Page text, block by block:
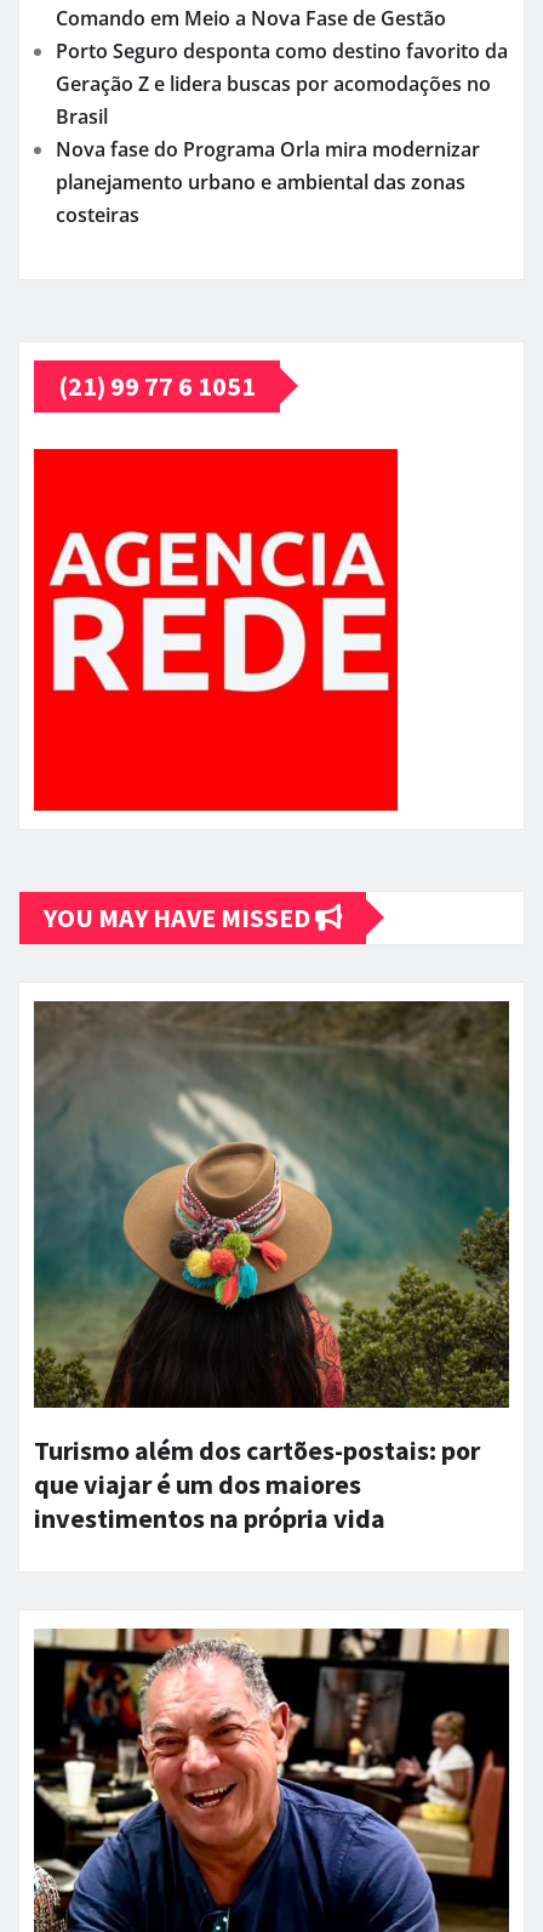
Comando em Meio a Nova Fase de Gestão
Porto Seguro desponta como destino favorito da
Geração Z e lidera buscas por acomodações no
Brasil
Nova fase do Programa Orla mira modernizar
planejamento urbano e ambiental das zonas
costeiras
(21) 99 77 6 1051
YOU MAY HAVE MISSED
Turismo além dos cartões-postais: por
que viajar é um dos maiores
investimentos na própria vida